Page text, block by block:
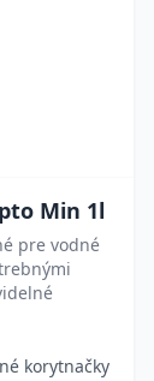
Min 1l
pre vodné
korytnačky